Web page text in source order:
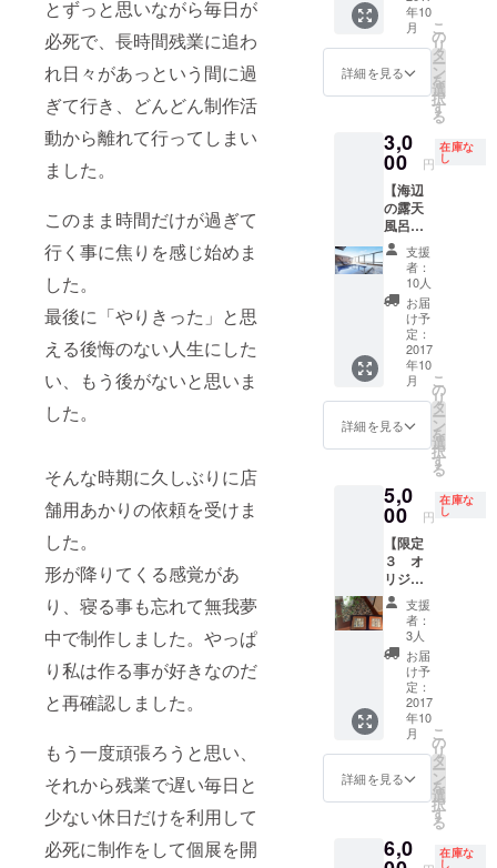
とずっと思いながら毎日が
必死で、長時間残業に追わ
れ日々があっという間に過
ぎて行き、どんどん制作活
動から離れて行ってしまい
ました。
このまま時間だけが過ぎて
行く事に焦りを感じ始めま
した。
最後に「やりきった」と思
える後悔のない人生にした
い、もう後がないと思いま
した。
そんな時期に久しぶりに店
舗用あかりの依頼を受けま
した。
形が降りてくる感覚があ
り、寝る事も忘れて無我夢
中で制作しました。やっぱ
り私は作る事が好きなのだ
と再確認しました。
もう一度頑張ろうと思い、
それから残業で遅い毎日と
少ない休日だけを利用して
必死に制作をして個展を開
くださ
い。
が丘探
検地図
＋ ・森
の庭入
場チ
券 500
円×２枚
※有効期
限２０
１８年
１２月
３１日
※竹や森
の植物
をどう
ぞお持
ち帰り
くださ
い。
森の家
宿泊券
※素泊ま
り：3人
まで泊
カップ
ル及び
女性の
み ※宿
泊概要
は別途
支援者
にお知
らせし
ます。
＋ ・お
礼のポ
スト
カード
と灯台
が丘探
検地図
ケット
回数
円×２枚
※有効期
限２０
１８年
１２月
３１日
※竹や森
の植物
をどう
ぞお持
ち帰り
くださ
い。
年10
月
詳細を見る
こ
の
リ
タ
ー
ン
を
選
択
す
る
3,0
00 円
在庫な
し
【海辺
の露天
風呂日
帰り入
浴券】
・祥吉
お二人
さま日
帰り入
浴券
http://w
ww.ako
-
syokich
i.com/b
ath/inde
＋ ・お
礼のポ
スト
カード
と灯台
が丘探
検地図
＋ ・森
の庭入
場チ
ケット
回数
券 500
円×2枚
※有効期
限２０
１８年
の植物
支援
者：
10人
お届
け予
定：
2017
年10
月
詳細を見る
こ
の
リ
タ
ー
ン
を
選
択
す
る
5,0
00 円
在庫な
し
【限定
３ オ
リジナ
ルタイ
ルコー
ター
】 ・お
礼のポ
スト
カード
と灯台
が丘探
検地図
＋ ・森
ケット
回数
支援
者：
3人
お届
け予
定：
2017
年10
月
詳細を見る
こ
の
リ
タ
ー
ン
を
選
択
す
る
6,0 在庫な
し